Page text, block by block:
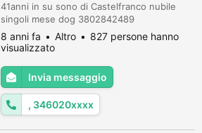
41anni in su sono di Castelfranco nubile
singoli mese dog 3802842489
8 anni fa Altro
827 persone hanno
visualizzato
Invia messaggio
, 346020xxxx